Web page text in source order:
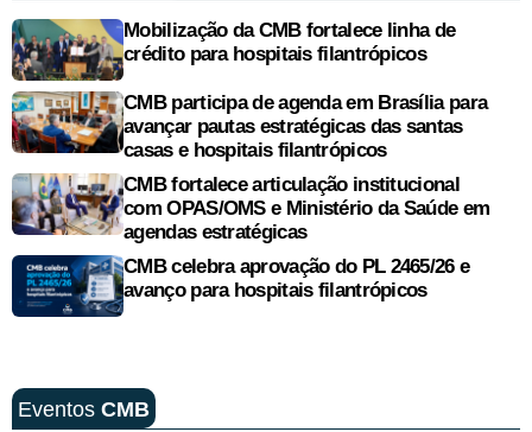
Mobilização da CMB fortalece linha de
crédito para hospitais filantrópicos
CMB participa de agenda em Brasília para
avançar pautas estratégicas das santas
casas e hospitais filantrópicos
CMB fortalece articulação institucional
com OPAS/OMS e Ministério da Saúde em
agendas estratégicas
CMB celebra aprovação do PL 2465/26 e
avanço para hospitais filantrópicos
Eventos CMB